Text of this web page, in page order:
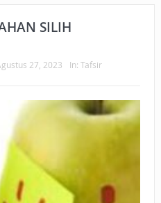
SILIH
27, 2023 In: Tafsir